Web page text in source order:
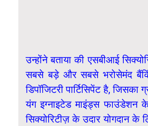
उन्होंने बताया की एसबीआई
सबसे बड़े और सबसे भरोसेमंद
डिपॉजिटरी पार्टिसिपेंट है,
यंग इग्नाइटेड माइंड्स फाउंडेशन
सिक्योरिटीज़ के उदार योगदान